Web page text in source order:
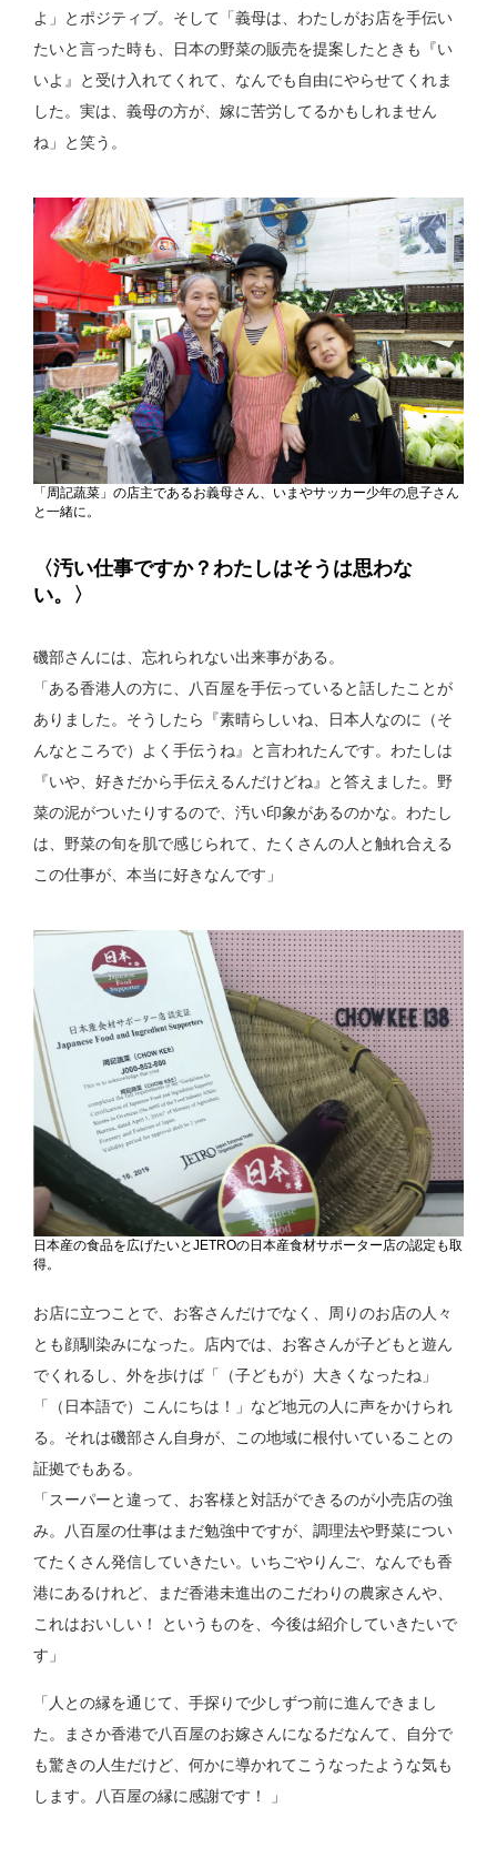
よ」とポジティブ。そして「義母は、わたしがお店を手伝い
たいと言った時も、日本の野菜の販売を提案したときも『い
いよ』と受け入れてくれて、なんでも自由にやらせてくれま
した。実は、義母の方が、嫁に苦労してるかもしれません
ね」と笑う。
「周記蔬菜」の店主であるお義母さん、いまやサッカー少年の息子さん
と一緒に。
〈汚い仕事ですか？わたしはそうは思わな
い。〉
磯部さんには、忘れられない出来事がある。
「ある香港人の方に、八百屋を手伝っていると話したことが
ありました。そうしたら『素晴らしいね、日本人なのに（そ
んなところで）よく手伝うね』と言われたんです。わたしは
『いや、好きだから手伝えるんだけどね』と答えました。野
菜の泥がついたりするので、汚い印象があるのかな。わたし
は、野菜の旬を肌で感じられて、たくさんの人と触れ合える
この仕事が、本当に好きなんです」
日本産の食品を広げたいとJETROの日本産食材サポーター店の認定も取
得。
お店に立つことで、お客さんだけでなく、周りのお店の人々
とも顔馴染みになった。店内では、お客さんが子どもと遊ん
でくれるし、外を歩けば「（子どもが）大きくなったね」
「（日本語で）こんにちは！」など地元の人に声をかけられ
る。それは磯部さん自身が、この地域に根付いていることの
証拠でもある。
「スーパーと違って、お客様と対話ができるのが小売店の強
み。八百屋の仕事はまだ勉強中ですが、調理法や野菜につい
てたくさん発信していきたい。いちごやりんご、なんでも香
港にあるけれど、まだ香港未進出のこだわりの農家さんや、
これはおいしい！ というものを、今後は紹介していきたいで
す」
「人との縁を通じて、手探りで少しずつ前に進んできまし
た。まさか香港で八百屋のお嫁さんになるだなんて、自分で
も驚きの人生だけど、何かに導かれてこうなったような気も
します。八百屋の縁に感謝です！ 」